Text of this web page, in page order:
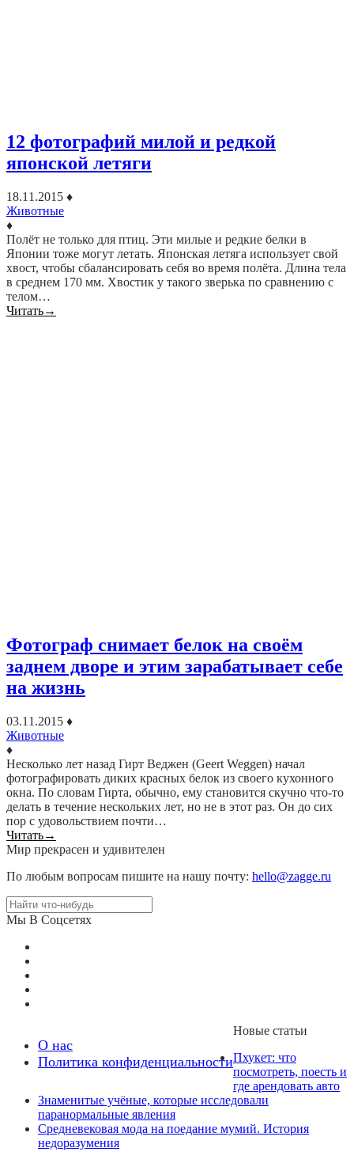
12 фотографий милой и редкой
японской летяги
18.11.2015 ♦
Животные
♦
Полёт не только для птиц. Эти милые и редкие белки в
Японии тоже могут летать. Японская летяга использует свой
хвост, чтобы сбалансировать себя во время полёта. Длина тела
в среднем 170 мм. Хвостик у такого зверька по сравнению с
телом…
Читать→
Фотограф снимает белок на своём
заднем дворе и этим зарабатывает себе
на жизнь
03.11.2015 ♦
Животные
♦
Несколько лет назад Гирт Веджен (Geert Weggen) начал
фотографировать диких красных белок из своего кухонного
окна. По словам Гирта, обычно, ему становится скучно что-то
делать в течение нескольких лет, но не в этот раз. Он до сих
пор с удовольствием почти…
Читать→
Мир прекрасен и удивителен
По любым вопросам пишите на нашу почту: hello@zagge.ru
Мы В Соцсетях
О нас
Политика конфиденциальности
Новые статьи
Пхукет: что
посмотреть, поесть и
где арендовать авто
Знаменитые учёные, которые исследовали
паранормальные явления
Средневековая мода на поедание мумий. История
недоразумения